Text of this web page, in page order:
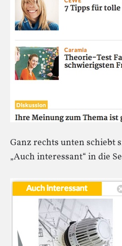
Ganz rechts unten schiebt
„Auch interessant“ in die